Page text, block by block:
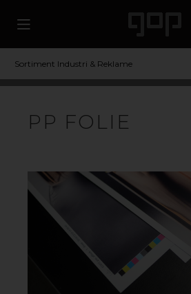
Sortiment Industri & Reklame
PP FOLIE
ubegrænset antal farver.
mange forskellige slags
med at det kan både bøjes og
anbefales corona-behandlet
resultater. Materialet kan
Vores brede udvalg af
til at imødekomme
alternative materialer til